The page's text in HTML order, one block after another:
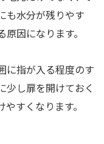
も水分が残りやす
因になります。
に指が入る程度のす
少し扉を開けておく
すくなります。